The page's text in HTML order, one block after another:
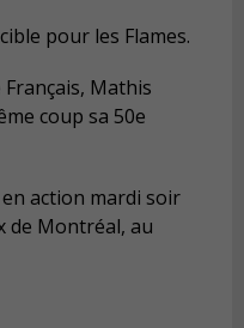
pour les Flames.
Mathis
coup sa 50e
action mardi soir
de Montréal, au